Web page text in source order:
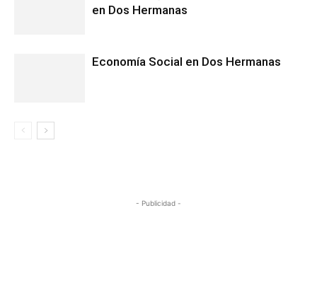
en Dos Hermanas
Economía Social en Dos Hermanas
- Publicidad -